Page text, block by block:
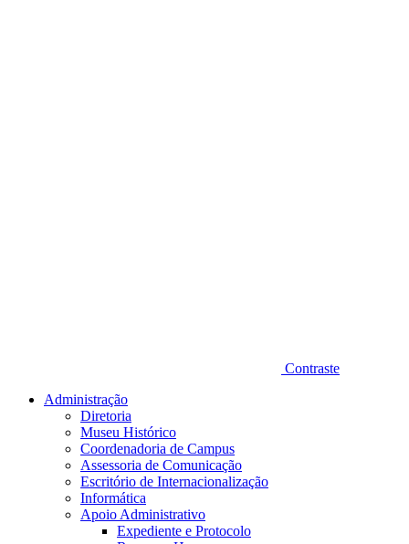
Contraste
Administração
Diretoria
Museu Histórico
Coordenadoria de Campus
Assessoria de Comunicação
Escritório de Internacionalização
Informática
Apoio Administrativo
Expediente e Protocolo